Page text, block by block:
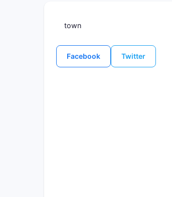
town
Facebook Twitter